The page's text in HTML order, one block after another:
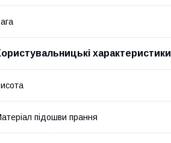
характеристики
підошви прання